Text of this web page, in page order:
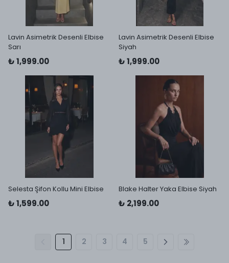
Lavin Asimetrik Desenli Elbise
Sarı
₺ 1,999.00
Lavin Asimetrik Desenli Elbise
Siyah
₺ 1,999.00
Selesta Şifon Kollu Mini Elbise
₺ 1,599.00
Blake Halter Yaka Elbise Siyah
₺ 2,199.00
1 2 3 4 5